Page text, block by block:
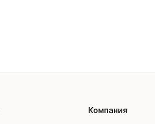
Компания